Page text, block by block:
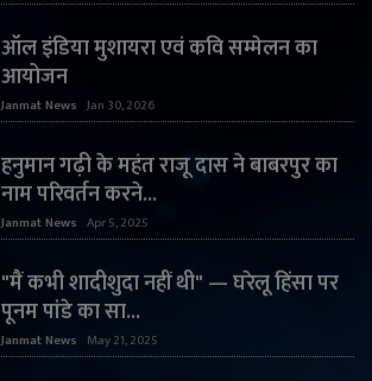
ऑल इंडिया मुशायरा एवं कवि सम्मेलन का
आयोजन
Janmat News Jan 30, 2026
हनुमान गढ़ी के महंत राजू दास ने बाबरपुर का
नाम परिवर्तन करने...
Janmat News Apr 5, 2025
"मैं कभी शादीशुदा नहीं थी" — घरेलू हिंसा पर
पूनम पांडे का सा...
Janmat News May 21, 2025